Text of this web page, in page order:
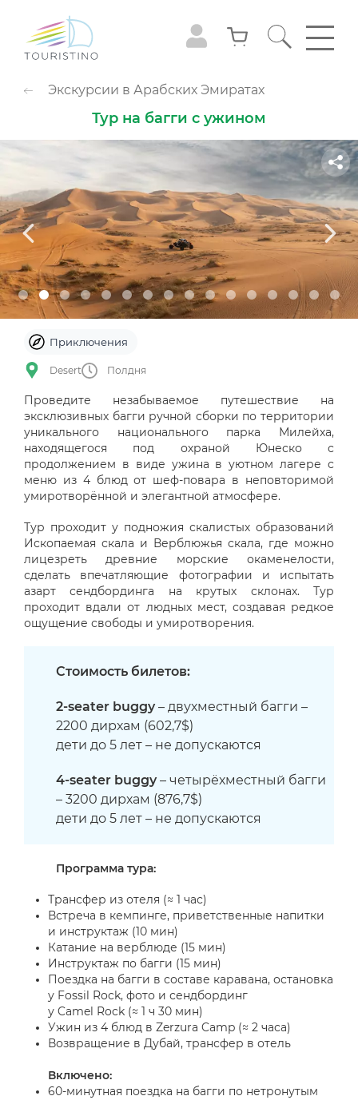
Экскурсии в Арабских Эмиратах
Тур на багги с ужином
Приключения
Desert Полдня
Проведите незабываемое путешествие на
эксклюзивных багги ручной сборки по территории
уникального национального парка Милейха,
находящегося под охраной Юнеско с
продолжением в виде ужина в уютном лагере с
меню из 4 блюд от шеф-повара в неповторимой
умиротворённой и элегантной атмосфере.
Тур проходит у подножия скалистых образований
Ископаемая скала и Верблюжья скала, где можно
лицезреть древние морские окаменелости,
сделать впечатляющие фотографии и испытать
азарт сендбординга на крутых склонах. Тур
проходит вдали от людных мест, создавая редкое
ощущение свободы и умиротворения.
Стоимость билетов:
2-seater buggy– двухместный багги –
2200 дирхам (602,7$)
дети до 5 лет – не допускаются
4-seater buggy– четырёхместный багги
– 3200 дирхам (876,7$)
дети до 5 лет – не допускаются
Программа тура:
Трансфер из отеля (≈ 1 час)
Встреча в кемпинге, приветственные напитки
и инструктаж (10 мин)
Катание на верблюде (15 мин)
Инструктаж по багги (15 мин)
Поездка на багги в составе каравана, остановка
у Fossil Rock, фото и сендбординг
у Camel Rock (≈ 1 ч 30 мин)
Ужин из 4 блюд в Zerzura Camp (≈ 2 часа)
Возвращение в Дубай, трансфер в отель
Включено:
60-минутная поездка на багги по нетронутым
Обзорные туры Приключения
Животные Экстрим Круизы
Смотровые площадки Шоу
Культура и музеи Аквапарк
Парк развлечений Популярно с детьми
Небо